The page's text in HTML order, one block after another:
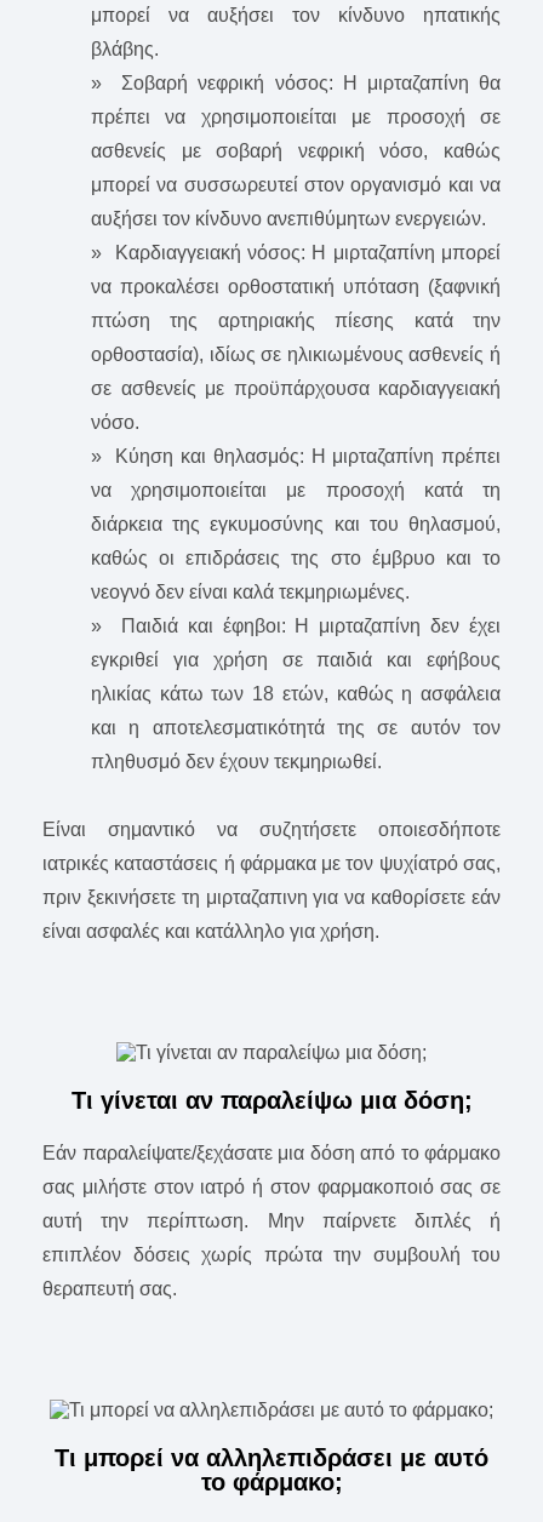
μπορεί να αυξήσει τον κίνδυνο ηπατικής
βλάβης.
» Σοβαρή νεφρική νόσος: Η μιρταζαπίνη θα
πρέπει να χρησιμοποιείται με προσοχή σε
ασθενείς με σοβαρή νεφρική νόσο, καθώς
μπορεί να συσσωρευτεί στον οργανισμό και να
αυξήσει τον κίνδυνο ανεπιθύμητων ενεργειών.
» Καρδιαγγειακή νόσος: Η μιρταζαπίνη μπορεί
να προκαλέσει ορθοστατική υπόταση (ξαφνική
πτώση της αρτηριακής πίεσης κατά την
ορθοστασία), ιδίως σε ηλικιωμένους ασθενείς ή
σε ασθενείς με προϋπάρχουσα καρδιαγγειακή
νόσο.
» Κύηση και θηλασμός: Η μιρταζαπίνη πρέπει
να χρησιμοποιείται με προσοχή κατά τη
διάρκεια της εγκυμοσύνης και του θηλασμού,
καθώς οι επιδράσεις της στο έμβρυο και το
νεογνό δεν είναι καλά τεκμηριωμένες.
» Παιδιά και έφηβοι: Η μιρταζαπίνη δεν έχει
εγκριθεί για χρήση σε παιδιά και εφήβους
ηλικίας κάτω των 18 ετών, καθώς η ασφάλεια
και η αποτελεσματικότητά της σε αυτόν τον
πληθυσμό δεν έχουν τεκμηριωθεί.
Είναι σημαντικό να συζητήσετε οποιεσδήποτε
ιατρικές καταστάσεις ή φάρμακα με τον ψυχίατρό σας,
πριν ξεκινήσετε τη μιρταζαπινη για να καθορίσετε εάν
είναι ασφαλές και κατάλληλο για χρήση.
Τι γίνεται αν παραλείψω μια δόση;
Εάν παραλείψατε/ξεχάσατε μια δόση από το φάρμακο
σας μιλήστε στον ιατρό ή στον φαρμακοποιό σας σε
αυτή την περίπτωση. Μην παίρνετε διπλές ή
επιπλέον δόσεις χωρίς πρώτα την συμβουλή του
θεραπευτή σας.
Τι μπορεί να αλληλεπιδράσει με αυτό
το φάρμακο;